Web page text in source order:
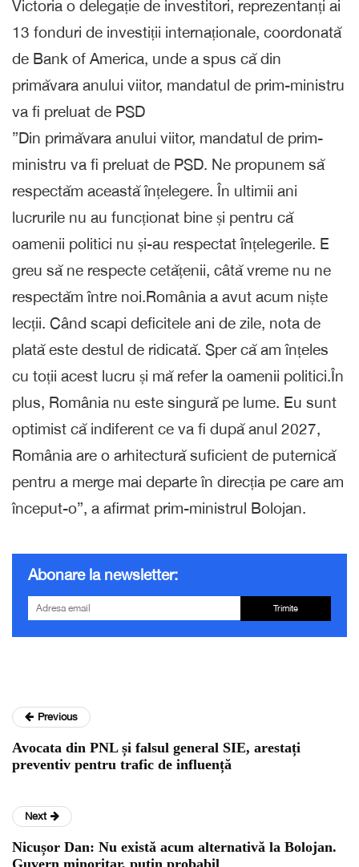
Victoria o delegație de investitori, reprezentanți ai
13 fonduri de investiții internaționale, coordonată
de Bank of America, unde a spus că din
primăvara anului viitor, mandatul de prim-ministru
va fi preluat de PSD
”Din primăvara anului viitor, mandatul de prim-
ministru va fi preluat de PSD. Ne propunem să
respectăm această înțelegere. În ultimii ani
lucrurile nu au funcționat bine și pentru că
oamenii politici nu și-au respectat înțelegerile. E
greu să ne respecte cetățenii, câtă vreme nu ne
respectăm între noi.România a avut acum niște
lecții. Când scapi deficitele ani de zile, nota de
plată este destul de ridicată. Sper că am înțeles
cu toții acest lucru și mă refer la oamenii politici.În
plus, România nu este singură pe lume. Eu sunt
optimist că indiferent ce va fi după anul 2027,
România are o arhitectură suficient de puternică
pentru a merge mai departe în direcția pe care am
început-o”, a afirmat prim-ministrul Bolojan.
Abonare la newsletter:
Trimite
Previous
Avocata din PNL și falsul general SIE, arestați
preventiv pentru trafic de influență
Next
Nicușor Dan: Nu există acum alternativă la Bolojan.
Guvern minoritar, puțin probabil